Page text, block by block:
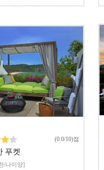
(0.0/10)점
푸켓
/나이양]